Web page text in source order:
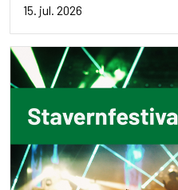
15. jul. 2026